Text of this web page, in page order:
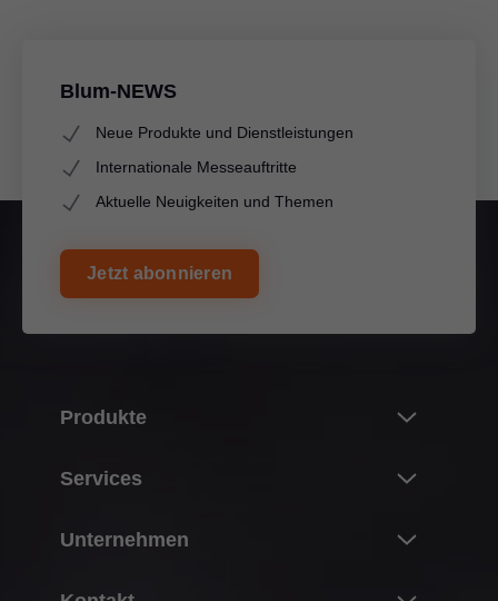
Blum-NEWS
Neue Produkte und Dienstleistungen
Internationale Messeauftritte
Aktuelle Neuigkeiten und Themen
Jetzt abonnieren
Produkte
Klappensysteme
Services
Unternehmen